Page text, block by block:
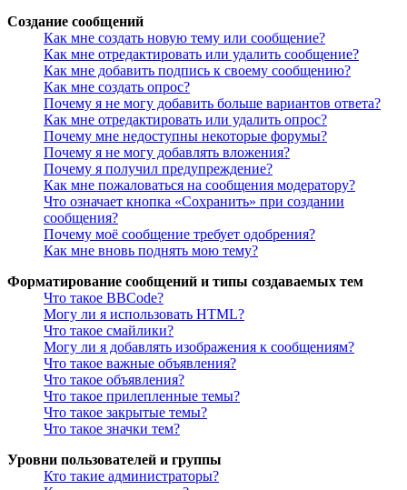
Создание сообщений
Как мне создать новую тему или сообщение?
Как мне отредактировать или удалить сообщение?
Как мне добавить подпись к своему сообщению?
Как мне создать опрос?
Почему я не могу добавить больше вариантов ответа?
Как мне отредактировать или удалить опрос?
Почему мне недоступны некоторые форумы?
Почему я не могу добавлять вложения?
Почему я получил предупреждение?
Как мне пожаловаться на сообщения модератору?
Что означает кнопка «Сохранить» при создании
сообщения?
Почему моё сообщение требует одобрения?
Как мне вновь поднять мою тему?
Форматирование сообщений и типы создаваемых тем
Что такое BBCode?
Могу ли я использовать HTML?
Что такое смайлики?
Могу ли я добавлять изображения к сообщениям?
Что такое важные объявления?
Что такое объявления?
Что такое прилепленные темы?
Что такое закрытые темы?
Что такое значки тем?
Уровни пользователей и группы
Кто такие администраторы?